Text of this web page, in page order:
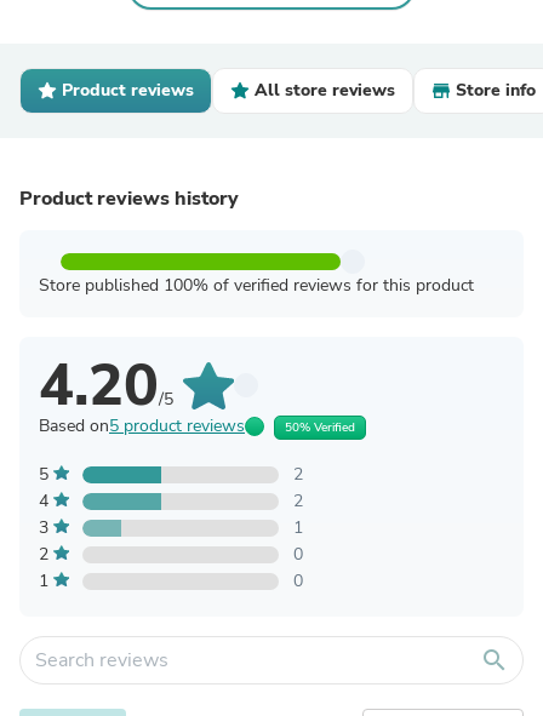
Product reviews All store reviews Store info
Product reviews history
Store published 100% of verified reviews for this product
4.20/5
Based on5 product reviews 50% Verified
5
2
4
2
3
1
2
0
1
0
search